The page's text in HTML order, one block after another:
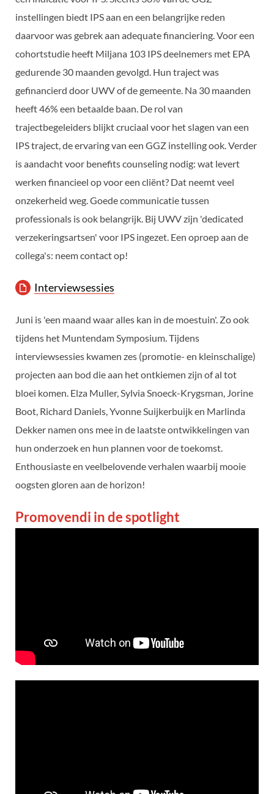
instellingen biedt IPS aan en een belangrijke reden
daarvoor was gebrek aan adequate financiering. Voor een
cohortstudie heeft Miljana 103 IPS deelnemers met EPA
gedurende 30 maanden gevolgd. Hun traject was
gefinancierd door UWV of de gemeente. Na 30 maanden
heeft 46% een betaalde baan. De rol van
trajectbegeleiders blijkt cruciaal voor het slagen van een
IPS traject, de ervaring van een GGZ instelling ook. Verder
is aandacht voor benefits counseling nodig: wat levert
werken financieel op voor een cliënt? Dat neemt veel
onzekerheid weg. Goede communicatie tussen
professionals is ook belangrijk. Bij UWV zijn 'dedicated
verzekeringsartsen' voor IPS ingezet. Een oproep aan de
collega's: neem contact op!
Interviewsessies
Juni is 'een maand waar alles kan in de moestuin'. Zo ook
tijdens het Muntendam Symposium. Tijdens
interviewsessies kwamen zes (promotie- en kleinschalige)
projecten aan bod die aan het ontkiemen zijn of al tot
bloei komen. Elza Muller, Sylvia Snoeck-Krygsman, Jorine
Boot, Richard Daniels, Yvonne Suijkerbuijk en Marlinda
Dekker namen ons mee in de laatste ontwikkelingen van
hun onderzoek en hun plannen voor de toekomst.
Enthousiaste en veelbelovende verhalen waarbij mooie
oogsten gloren aan de horizon!
Promovendi in de spotlight